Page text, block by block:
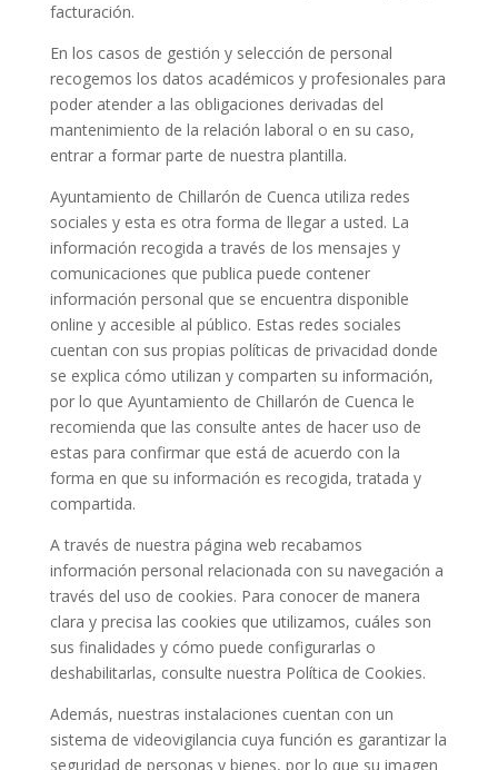
facturación.
En los casos de gestión y selección de personal
recogemos los datos académicos y profesionales para
poder atender a las obligaciones derivadas del
mantenimiento de la relación laboral o en su caso,
entrar a formar parte de nuestra plantilla.
Ayuntamiento de Chillarón de Cuenca utiliza redes
sociales y esta es otra forma de llegar a usted. La
información recogida a través de los mensajes y
comunicaciones que publica puede contener
información personal que se encuentra disponible
online y accesible al público. Estas redes sociales
cuentan con sus propias políticas de privacidad donde
se explica cómo utilizan y comparten su información,
por lo que Ayuntamiento de Chillarón de Cuenca le
recomienda que las consulte antes de hacer uso de
estas para confirmar que está de acuerdo con la
forma en que su información es recogida, tratada y
compartida.
A través de nuestra página web recabamos
información personal relacionada con su navegación a
través del uso de cookies. Para conocer de manera
clara y precisa las cookies que utilizamos, cuáles son
sus finalidades y cómo puede configurarlas o
deshabilitarlas, consulte nuestra Política de Cookies.
Además, nuestras instalaciones cuentan con un
sistema de videovigilancia cuya función es garantizar la
seguridad de personas y bienes, por lo que su imagen